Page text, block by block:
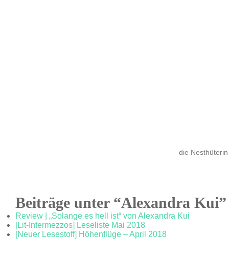
die Nesthüterin
Beiträge unter “Alexandra Kui”
Review | „Solange es hell ist“ von Alexandra Kui
[Lit-Intermezzos] Leseliste Mai 2018
[Neuer Lesestoff] Höhenflüge – April 2018